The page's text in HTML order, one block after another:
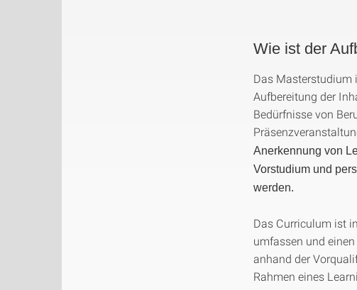
Wie ist der
Das Masterstudium
Aufbereitung der
Bedürfnisse von
Anerkennung von
Vorstudium und
werden.
Das Curriculum ist
umfassen und
anhand der
Rahmen eines